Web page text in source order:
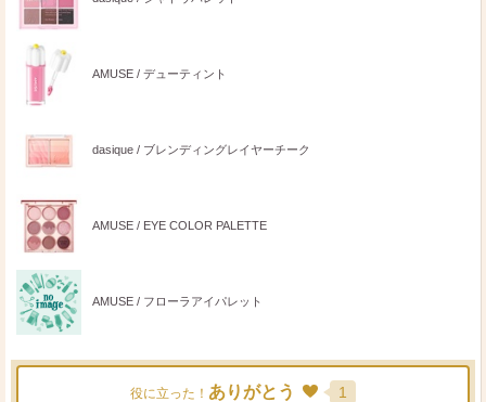
AMUSE / デューティント
dasique / ブレンディングレイヤーチーク
AMUSE / EYE COLOR PALETTE
AMUSE / フローラアイパレット
役に立った！ ありがとう 1